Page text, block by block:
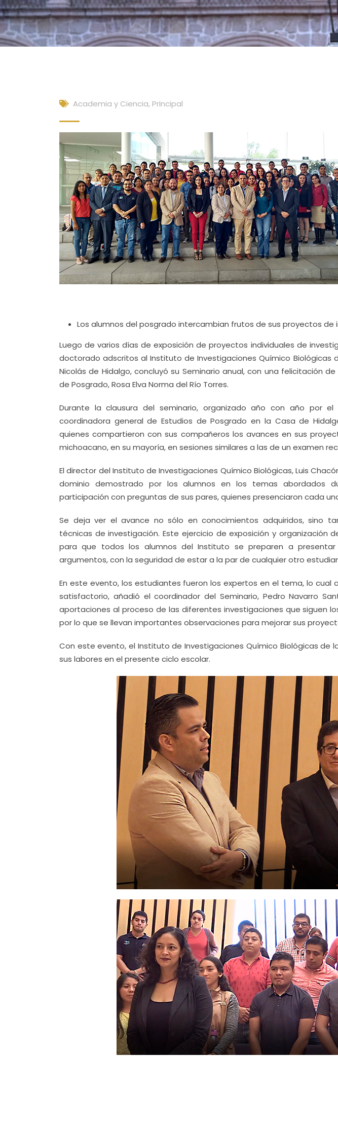
Academia y Ciencia, Principal
Los alumnos del posgrado intercambian frutos de sus proyectos de
Luego de varios días de exposición de proyectos individuales de
doctorado adscritos al Instituto de Investigaciones Químico Biológicas
Nicolás de Hidalgo, concluyó su Seminario anual, con una felicitación
de Posgrado, Rosa Elva Norma del Río Torres.
Durante la clausura del seminario, organizado año con año por el
coordinadora general de Estudios de Posgrado en la Casa de
quienes compartieron con sus compañeros los avances en sus
michoacano, en su mayoría, en sesiones similares a las de un examen
El director del Instituto de Investigaciones Químico Biológicas, Luis
dominio demostrado por los alumnos en los temas abordados
participación con preguntas de sus pares, quienes presenciaron cada
Se deja ver el avance no sólo en conocimientos adquiridos, sino
técnicas de investigación. Este ejercicio de exposición y organización
para que todos los alumnos del Instituto se preparen a
argumentos, con la seguridad de estar a la par de cualquier otro
En este evento, los estudiantes fueron los expertos en el tema, lo cual
satisfactorio, añadió el coordinador del Seminario, Pedro Navarro
aportaciones al proceso de las diferentes investigaciones que siguen
por lo que se llevan importantes observaciones para mejorar sus
Con este evento, el Instituto de Investigaciones Químico Biológicas de
sus labores en el presente ciclo escolar.